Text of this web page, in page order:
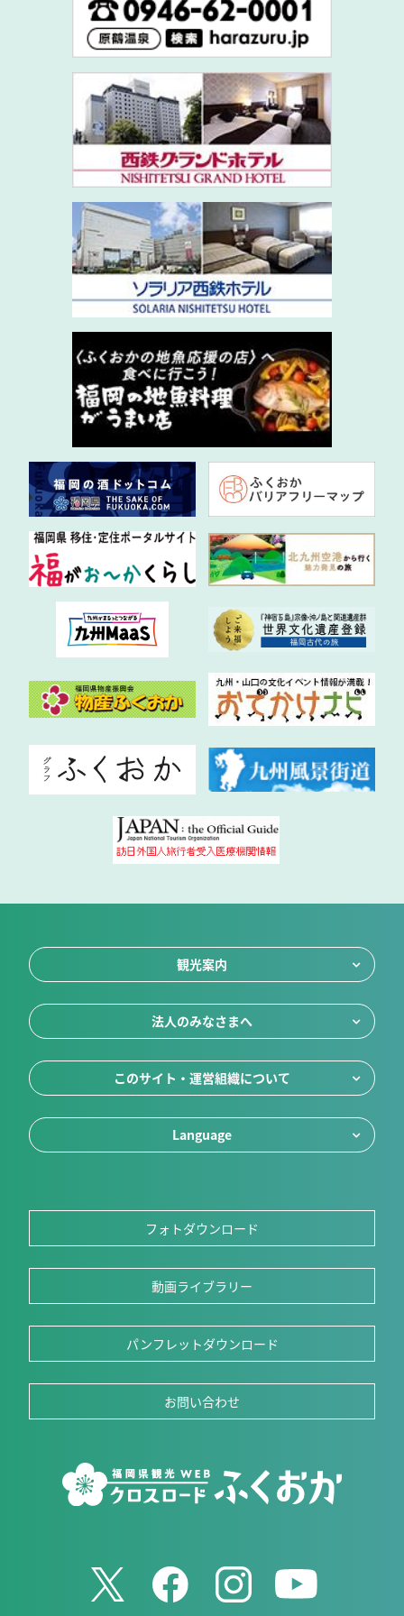
観光案内
法人のみなさまへ
このサイト・運営組織について
Language
フォトダウンロード
動画ライブラリー
パンフレットダウンロード
お問い合わせ